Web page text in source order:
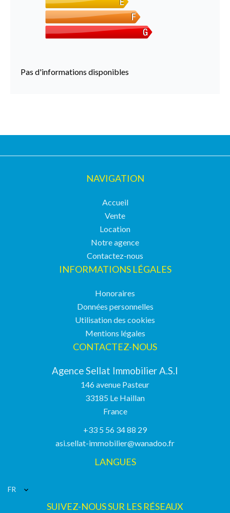
Pas d'informations disponibles
NAVIGATION
Accueil
Vente
Location
Notre agence
Contactez-nous
INFORMATIONS LÉGALES
Honoraires
Données personnelles
Utilisation des cookies
Mentions légales
CONTACTEZ-NOUS
Agence Sellat Immobilier A.S.I
146 avenue Pasteur
33185 Le Haillan
France
+33 5 56 34 88 29
asi.sellat-immobilier@wanadoo.fr
LANGUES
FR
SUIVEZ-NOUS SUR LES RÉSEAUX